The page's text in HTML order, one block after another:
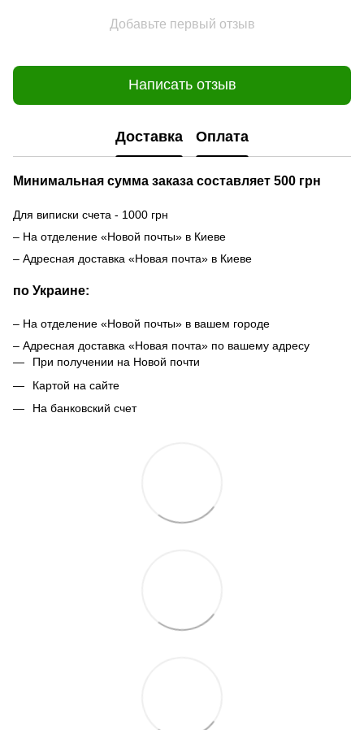
Добавьте первый отзыв
Написать отзыв
Доставка Оплата
Минимальная сумма заказа составляет 500 грн
Для виписки счета - 1000 грн
– На отделение «Новой почты» в Киеве
– Адресная доставка «Новая почта» в Киеве
по Украине:
– На отделение «Новой почты» в вашем городе
– Адресная доставка «Новая почта» по вашему адресу
При получении на Новой почти
Картой на сайте
На банковский счет